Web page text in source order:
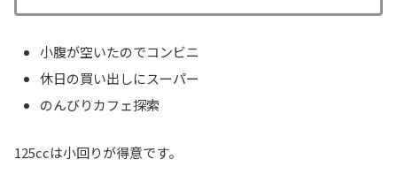
小腹が空いたのでコンビニ
休日の買い出しにスーパー
のんびりカフェ探索
125ccは小回りが得意です。